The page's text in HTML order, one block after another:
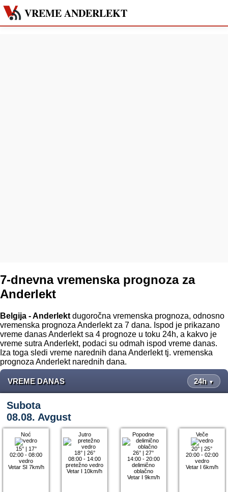
VREME ANDERLEKT
7-dnevna vremenska prognoza za
Anderlekt
Belgija - Anderlekt dugoročna vremenska prognoza, odnosno
vremenska prognoza Anderlekt za 7 dana. Ispod je prikazano
vreme danas Anderlekt sa 4 prognoze u toku 24h, a kakvo je
vreme sutra Anderlekt, podaci su odmah ispod vreme danas.
Iza toga sledi vreme narednih dana Anderlekt tj. vremenska
prognoza Anderlekt narednih dana.
VREME DANAS 24h ▼
Subota
08.08. Avgust
Noć
15°| 17°
02:00 - 08:00
vedro
Vetar SI 7km/h
Jutro
18°| 26°
08:00 - 14:00
pretežno vedro
Vetar I 10km/h
Popodne
26° |27°
14:00 - 20:00
delimično
oblačno
Vetar I 9km/h
Veče
20° |25°
20:00 - 02:00
vedro
Vetar I 6km/h